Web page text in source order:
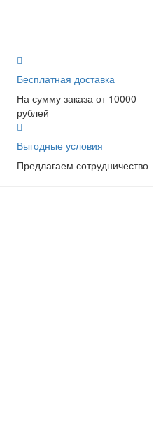
Бесплатная доставка
На сумму заказа от 10000
рублей
Выгодные условия
Предлагаем сотрудничество